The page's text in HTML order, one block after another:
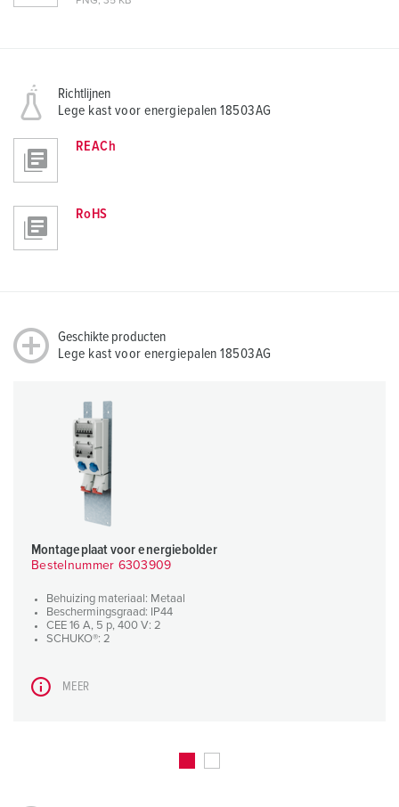
Richtlijnen
Lege kast voor energiepalen 18503AG
REACh
RoHS
Geschikte producten
Lege kast voor energiepalen 18503AG
Montageplaat voor energiebolder
Bestelnummer 6303909
Behuizing materiaal: Metaal
Beschermingsgraad: IP44
CEE 16 A, 5 p, 400 V: 2
SCHUKO®: 2
MEER